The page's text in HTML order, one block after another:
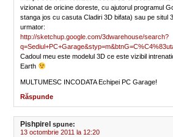
vizionat de oricine doreste, cu ajutorul programul
stanga jos cu casuta Cladiri 3D bifata) sau pe situl
urmator:
http://sketchup.google.com/3dwarehouse/search?
Cadoul meu este modelul 3D ce este vizibil
Earth
MULTUMESC INCODATA Echipei PC Garage!
Răspunde
Pishpirel spune:
13 octombrie 2011 la 12:20